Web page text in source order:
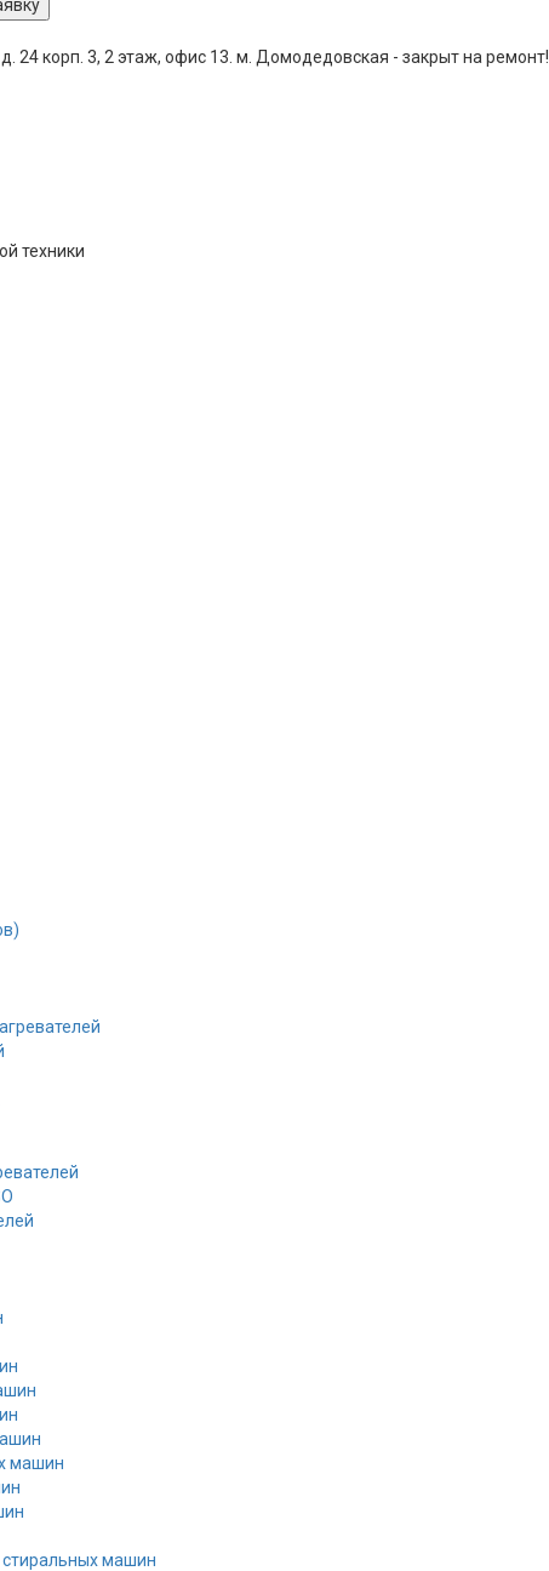
24 корп. 3, 2 этаж, офис 13. м. Домодедовская - закрыт на ремонт!
техники
машин
машин